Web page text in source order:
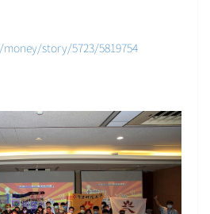
story/5723/5819754